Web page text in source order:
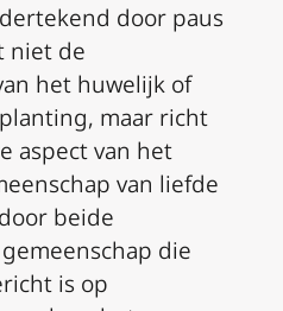
door paus
niet de
het huwelijk of
maar richt
aspect van het
van liefde
beide
die
is op